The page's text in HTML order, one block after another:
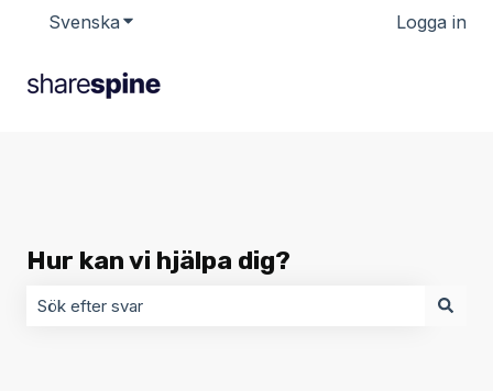
Svenska Visa undermenyer för översättningarLogga in
Hur kan vi hjälpa dig?